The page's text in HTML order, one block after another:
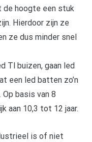
de hoogte een stuk
Hierdoor zijn ze
ze dus minder snel
Tl buizen, gaan led
een led batten zo’n
Op basis van 8
aan 10,3 tot 12 jaar.
is of niet